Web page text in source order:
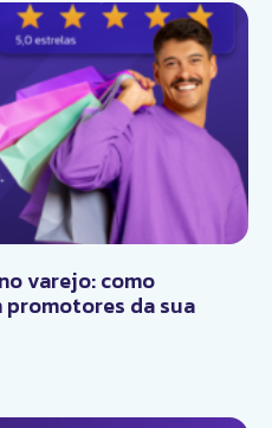
varejo: como
da sua